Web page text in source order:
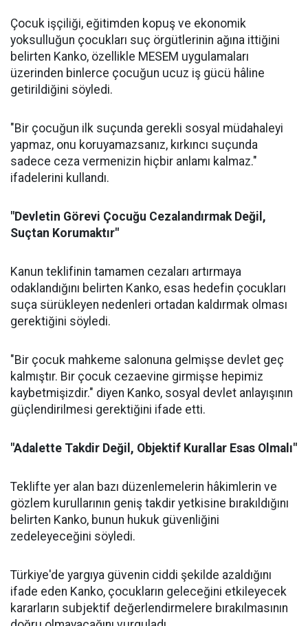
Çocuk işçiliği, eğitimden kopuş ve ekonomik
yoksulluğun çocukları suç örgütlerinin ağına ittiğini
belirten Kanko, özellikle MESEM uygulamaları
üzerinden binlerce çocuğun ucuz iş gücü hâline
getirildiğini söyledi.
"Bir çocuğun ilk suçunda gerekli sosyal müdahaleyi
yapmaz, onu koruyamazsanız, kırkıncı suçunda
sadece ceza vermenizin hiçbir anlamı kalmaz."
ifadelerini kullandı.
"Devletin Görevi Çocuğu Cezalandırmak Değil,
Suçtan Korumaktır"
Kanun teklifinin tamamen cezaları artırmaya
odaklandığını belirten Kanko, esas hedefin çocukları
suça sürükleyen nedenleri ortadan kaldırmak olması
gerektiğini söyledi.
"Bir çocuk mahkeme salonuna gelmişse devlet geç
kalmıştır. Bir çocuk cezaevine girmişse hepimiz
kaybetmişizdir." diyen Kanko, sosyal devlet anlayışının
güçlendirilmesi gerektiğini ifade etti.
"Adalette Takdir Değil, Objektif Kurallar Esas Olmalı"
Teklifte yer alan bazı düzenlemelerin hâkimlerin ve
gözlem kurullarının geniş takdir yetkisine bırakıldığını
belirten Kanko, bunun hukuk güvenliğini
zedeleyeceğini söyledi.
Türkiye'de yargıya güvenin ciddi şekilde azaldığını
ifade eden Kanko, çocukların geleceğini etkileyecek
kararların subjektif değerlendirmelere bırakılmasının